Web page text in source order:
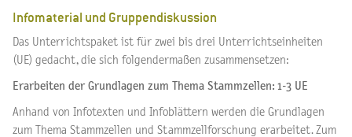
Infomaterial und Gruppendiskussion
Das Unterrichtspaket ist für zwei bis drei Unterrichtseinheiten
(UE) gedacht, die sich folgendermaßen zusammensetzen:
Erarbeiten der Grundlagen zum Thema Stammzellen: 1-3 UE
Anhand von Infotexten und Infoblättern werden die Grundlagen
zum Thema Stammzellen und Stammzellforschung erarbeitet. Zum